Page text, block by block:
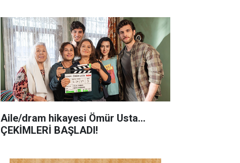
Aile/dram hikayesi Ömür Usta...
ÇEKİMLERİ BAŞLADI!